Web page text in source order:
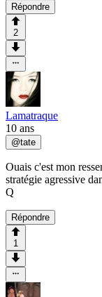
Répondre
2
Lamatraque
10 ans
@tate
Ouais c'est mon
stratégie agressive
Q
Répondre
1